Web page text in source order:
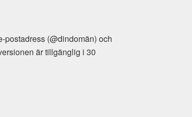
postadress (@dindomän) och
är tillgänglig i 30